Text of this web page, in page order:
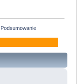
Podsumowanie